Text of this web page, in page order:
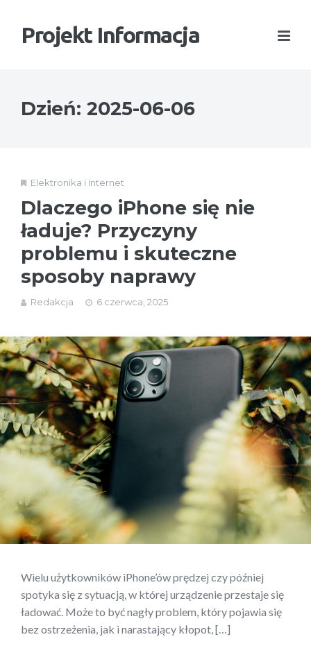
Projekt Informacja
Dzień: 2025-06-06
Elektronika i Internet
Dlaczego iPhone się nie
ładuje? Przyczyny
problemu i skuteczne
sposoby naprawy
Redakcja 6 czerwca, 2025
Wielu użytkowników iPhone’ów prędzej czy później
spotyka się z sytuacją, w której urządzenie przestaje się
ładować. Może to być nagły problem, który pojawia się
bez ostrzeżenia, jak i narastający kłopot, […]